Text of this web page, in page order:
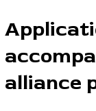
alliance